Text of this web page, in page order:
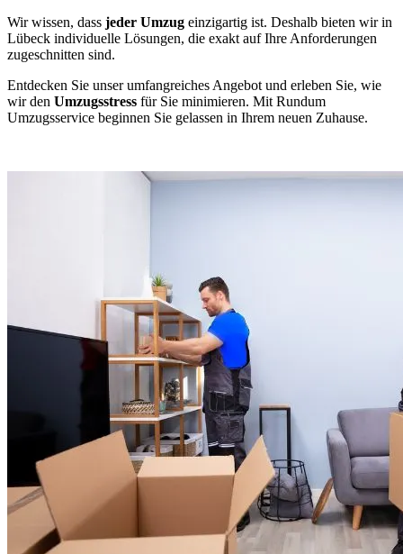
Wir wissen, dass jeder Umzug einzigartig ist. Deshalb bieten wir in
Lübeck individuelle Lösungen, die exakt auf Ihre Anforderungen
zugeschnitten sind.
Entdecken Sie unser umfangreiches Angebot und erleben Sie, wie
wir den Umzugsstress für Sie minimieren. Mit Rundum
Umzugsservice beginnen Sie gelassen in Ihrem neuen Zuhause.